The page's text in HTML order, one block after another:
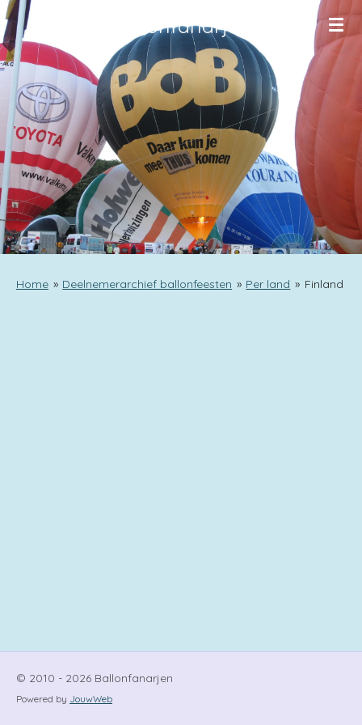
Ga
direct
naar
de
hoofdinhoud
Ballonfanarjen
Home » Deelnemerarchief ballonfeesten » Per land » Finland
© 2010 - 2026 Ballonfanarjen
Powered by JouwWeb